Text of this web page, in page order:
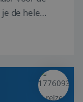
de hele
er in de
te